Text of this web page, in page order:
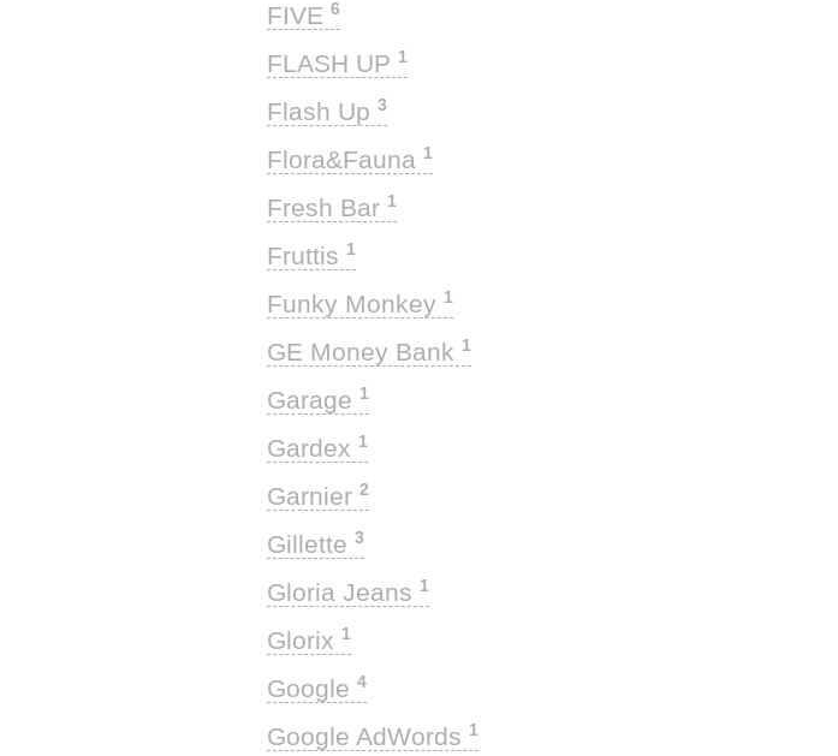
FIVE 6
FLASH UP 1
Flash Up 3
Flora&Fauna 1
Fresh Bar 1
Fruttis 1
Funky Monkey 1
GE Money Bank 1
Garage 1
Gardex 1
Garnier 2
Gillette 3
Gloria Jeans 1
Glorix 1
Google 4
Google AdWords 1